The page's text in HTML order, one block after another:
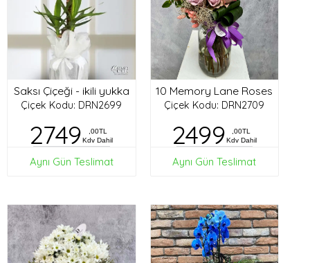
Saksı Çiçeği - ikili yukka
Çiçek Kodu: DRN2699
2749
,00TL
Kdv Dahil
Aynı Gün Teslimat
10 Memory Lane Roses
Çiçek Kodu: DRN2709
2499
,00TL
Kdv Dahil
Aynı Gün Teslimat